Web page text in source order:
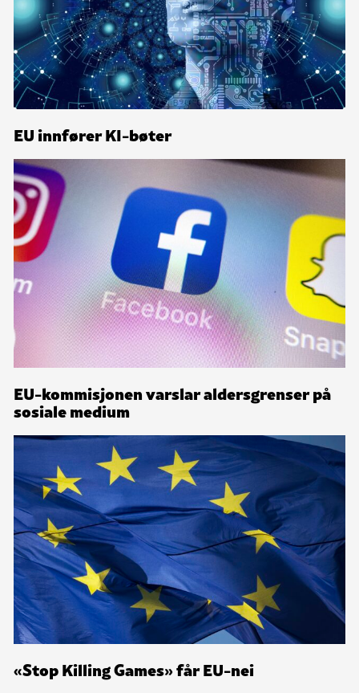
EU innfører KI-bøter
EU-kommisjonen varslar aldersgrenser på
sosiale medium
«Stop Killing Games» får EU-nei